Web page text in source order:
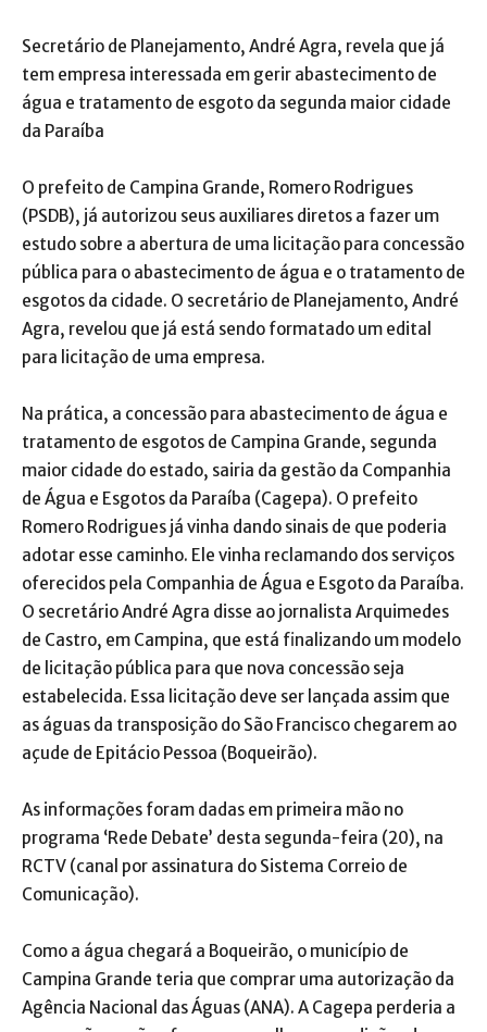
Secretário de Planejamento, André Agra, revela que já
tem empresa interessada em gerir abastecimento de
água e tratamento de esgoto da segunda maior cidade
da Paraíba
O prefeito de Campina Grande, Romero Rodrigues
(PSDB), já autorizou seus auxiliares diretos a fazer um
estudo sobre a abertura de uma licitação para concessão
pública para o abastecimento de água e o tratamento de
esgotos da cidade. O secretário de Planejamento, André
Agra, revelou que já está sendo formatado um edital
para licitação de uma empresa.
Na prática, a concessão para abastecimento de água e
tratamento de esgotos de Campina Grande, segunda
maior cidade do estado, sairia da gestão da Companhia
de Água e Esgotos da Paraíba (Cagepa). O prefeito
Romero Rodrigues já vinha dando sinais de que poderia
adotar esse caminho. Ele vinha reclamando dos serviços
oferecidos pela Companhia de Água e Esgoto da Paraíba.
O secretário André Agra disse ao jornalista Arquimedes
de Castro, em Campina, que está finalizando um modelo
de licitação pública para que nova concessão seja
estabelecida. Essa licitação deve ser lançada assim que
as águas da transposição do São Francisco chegarem ao
açude de Epitácio Pessoa (Boqueirão).
As informações foram dadas em primeira mão no
programa ‘Rede Debate’ desta segunda-feira (20), na
RCTV (canal por assinatura do Sistema Correio de
Comunicação).
Como a água chegará a Boqueirão, o município de
Campina Grande teria que comprar uma autorização da
Agência Nacional das Águas (ANA). A Cagepa perderia a